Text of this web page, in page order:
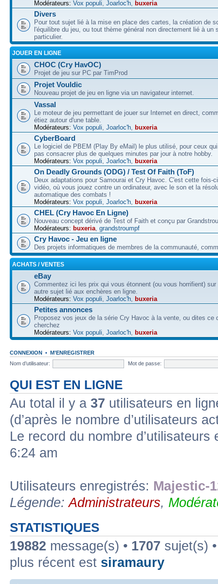
Modérateurs: Vox populi, Joarloc'h, buxeria
Divers
Pour tout sujet lié à la mise en place des cartes, la création de
l'équilibre du jeu, ou tout thème général non directement lié à un
particulier.
JOUER EN LIGNE
CHOC (Cry HavOC)
Projet de jeu sur PC par TimProd
Projet Vouldic
Nouveau projet de jeu en ligne via un navigateur internet.
Vassal
Le moteur de jeu permettant de jouer sur Internet en direct,
étiez autour d'une table.
Modérateurs: Vox populi, Joarloc'h, buxeria
CyberBoard
Le logiciel de PBEM (Play By eMail) le plus utilisé, pour ceux
pas consacrer plus de quelques minutes par jour à notre hobby.
Modérateurs: Vox populi, Joarloc'h, buxeria
On Deadly Grounds (ODG) / Test Of Faith (ToF)
Deux adaptations pour Samourai et Cry Havoc. C'est cette fois-
vidéo, où vous jouez contre un ordinateur, avec le son et la
automatique des combats !
Modérateurs: Vox populi, Joarloc'h, buxeria
CHEL (Cry Havoc En Ligne)
Nouveau concept dérivé de Test of Faith et conçu par
Modérateurs: buxeria, grandstroumpf
Cry Havoc - Jeu en ligne
Des projets informatiques de membres de la communauté,
ACHATS / VENTES
eBay
Commentez ici les prix qui vous étonnent (ou vous horrifient)
autre sujet lié aux enchères en ligne.
Modérateurs: Vox populi, Joarloc'h, buxeria
Petites annonces
Proposez vos jeux de la série Cry Havoc à la vente, ou dites ce
cherchez
Modérateurs: Vox populi, Joarloc'h, buxeria
CONNEXION • M’ENREGISTRER
Nom d’utilisateur:
Mot de passe:
QUI EST EN LIGNE
Au total il y a 37 utilisateurs en
(d’après le nombre d’utilisateurs
Le record du nombre
6:24 am
Utilisateurs enregistrés: Majestic-
Légende:Administrateurs,
STATISTIQUES
19882 message(s) • 1707 sujet(s)
plus récent est siramaury